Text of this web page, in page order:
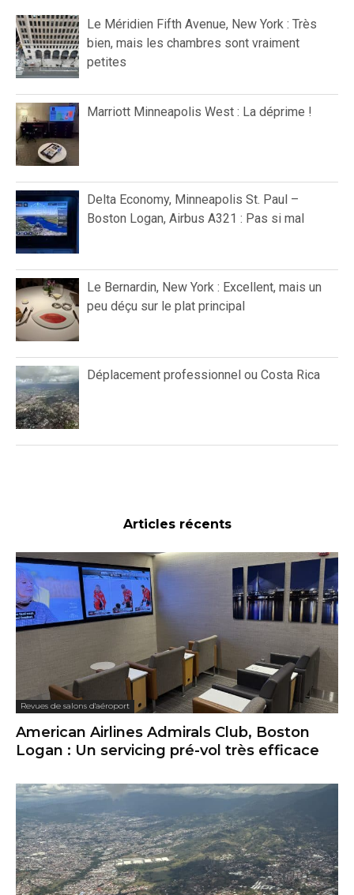
Le Méridien Fifth Avenue, New York : Très
bien, mais les chambres sont vraiment
petites
Marriott Minneapolis West : La déprime !
Delta Economy, Minneapolis St. Paul –
Boston Logan, Airbus A321 : Pas si mal
Le Bernardin, New York : Excellent, mais un
peu déçu sur le plat principal
Déplacement professionnel ou Costa Rica
Articles récents
Revues de salons d'aéroport
American Airlines Admirals Club, Boston
Logan : Un servicing pré-vol très efficace